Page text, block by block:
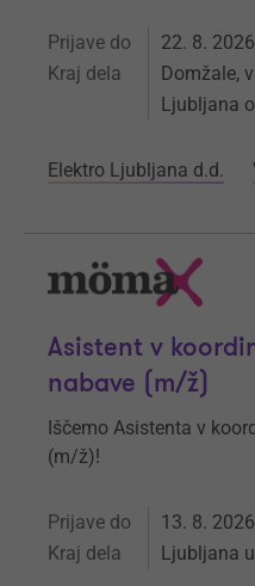
Prijave do 22. 8. 2026
Kraj dela
Domžale,
Ljubljana
Elektro Ljubljana d.d.
Asistent v
nabave (m/ž)
Iščemo Asistenta v
(m/ž)!
Prijave do 13. 8. 2026
Kraj dela Ljubljana